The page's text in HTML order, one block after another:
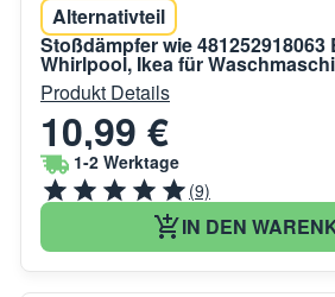
Alternativteil
Stoßdämpfer wie
Whirlpool, Ikea für
Produkt Details
10,99 €
1-2 Werktage
(9)
IN DEN